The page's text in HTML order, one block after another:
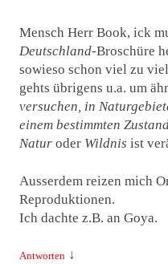
Mensch Herr Book, ick
Deutschland-Broschüre
sowieso schon viel zu
gehts übrigens u.a. um
versuchen, in
einem bestimmten
Natur oder Wildnis ist
Ausserdem reizen mich
Reproduktionen.
Ich dachte z.B. an Goya.
Antworten ↓